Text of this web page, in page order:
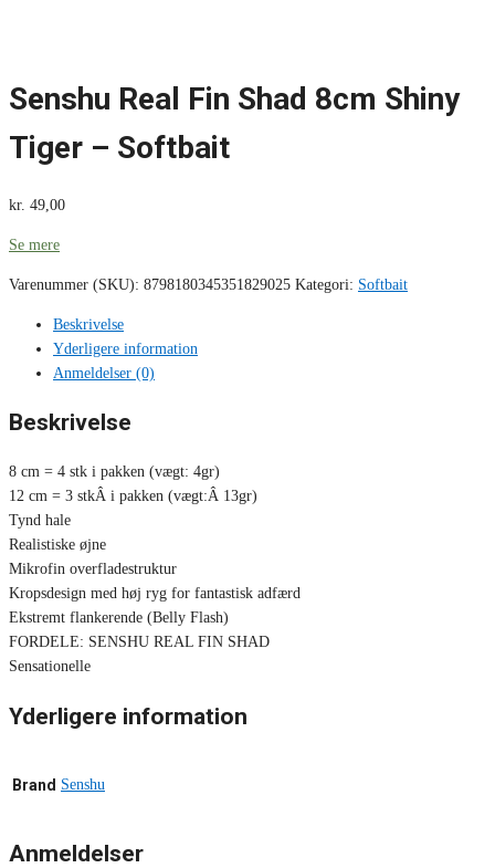
Senshu Real Fin Shad 8cm Shiny
Tiger – Softbait
kr. 49,00
Se mere
Varenummer (SKU): 8798180345351829025 Kategori: Softbait
Beskrivelse
Yderligere information
Anmeldelser (0)
Beskrivelse
8 cm = 4 stk i pakken (vægt: 4gr)
12 cm = 3 stkÂ i pakken (vægt:Â 13gr)
Tynd hale
Realistiske øjne
Mikrofin overfladestruktur
Kropsdesign med høj ryg for fantastisk adfærd
Ekstremt flankerende (Belly Flash)
FORDELE: SENSHU REAL FIN SHAD
Sensationelle
Yderligere information
Brand Senshu
Anmeldelser